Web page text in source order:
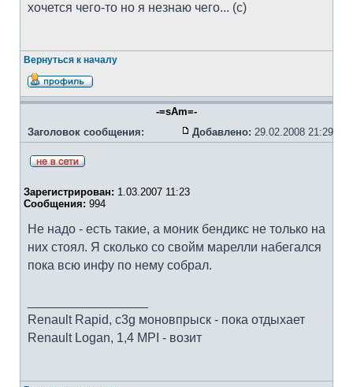
хочется чего-то но я незнаю чего... (с)
Вернуться к началу
-=sAm=-
Заголовок сообщения:
Добавлено: 29.02.2008 21:29
Зарегистрирован: 1.03.2007 11:23
Сообщения: 994
Не надо - есть такие, а моник бендикс не только на
них стоял. Я сколько со свойм марелли набегался
пока всю инфу по нему собрал.
Renault Rapid, c3g моновпрыск - пока отдыхает
Renault Logan, 1,4 MPI - возит